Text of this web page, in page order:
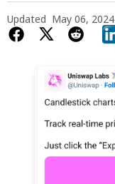
Chia
$1.39
Updated May 06, 2024